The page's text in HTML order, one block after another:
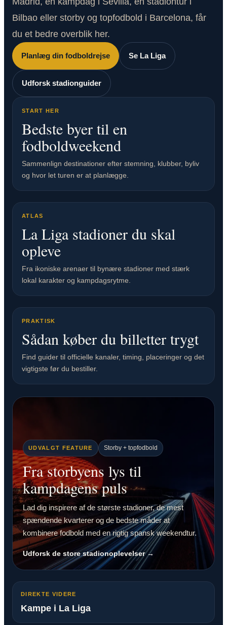
Bilbao eller storby og topfodbold i Barcelona, får
du et bedre overblik her.
Planlæg din fodboldrejse Se La Liga
Udforsk stadionguider
START HER
Bedste byer til en
fodboldweekend
Sammenlign destinationer efter stemning, klubber, byliv
og hvor let turen er at planlægge.
ATLAS
La Liga stadioner du skal
opleve
Fra ikoniske arenaer til bynære stadioner med stærk
lokal karakter og kampdagsrytme.
PRAKTISK
Sådan køber du billetter trygt
Find guider til officielle kanaler, timing, placeringer og det
vigtigste før du bestiller.
UDVALGT FEATURE Storby + topfodbold
Fra storbyens lys til
kampdagens puls
Lad dig inspirere af de største stadioner, de mest
spændende kvarterer og de bedste måder at
kombinere fodbold med en rigtig spansk weekendtur.
Udforsk de store stadionoplevelser →
DIREKTE VIDERE
Kampe i La Liga